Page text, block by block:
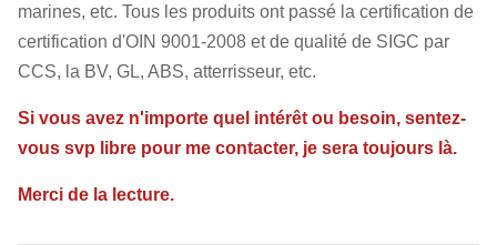
marines, etc. Tous les produits ont passé la certification de
certification d'OIN 9001-2008 et de qualité de SIGC par
CCS, la BV, GL, ABS, atterrisseur, etc.
Si vous avez n'importe quel intérêt ou besoin, sentez-
vous svp libre pour me contacter, je sera toujours là.
Merci de la lecture.